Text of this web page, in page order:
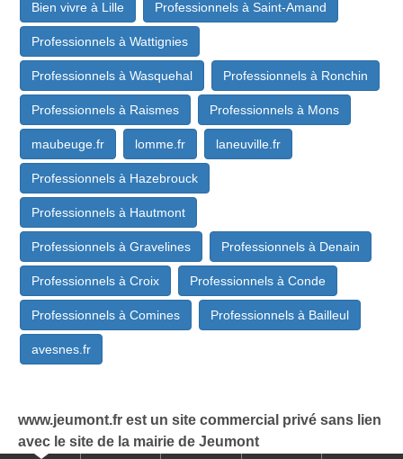
Bien vivre à Lille Professionnels à Saint-Amand
Professionnels à Wattignies
Professionnels à Wasquehal Professionnels à Ronchin
Professionnels à Raismes Professionnels à Mons
maubeuge.fr lomme.fr laneuville.fr
Professionnels à Hazebrouck
Professionnels à Hautmont
Professionnels à Gravelines Professionnels à Denain
Professionnels à Croix Professionnels à Conde
Professionnels à Comines Professionnels à Bailleul
avesnes.fr
www.jeumont.fr est un site commercial privé sans lien
avec le site de la mairie de Jeumont